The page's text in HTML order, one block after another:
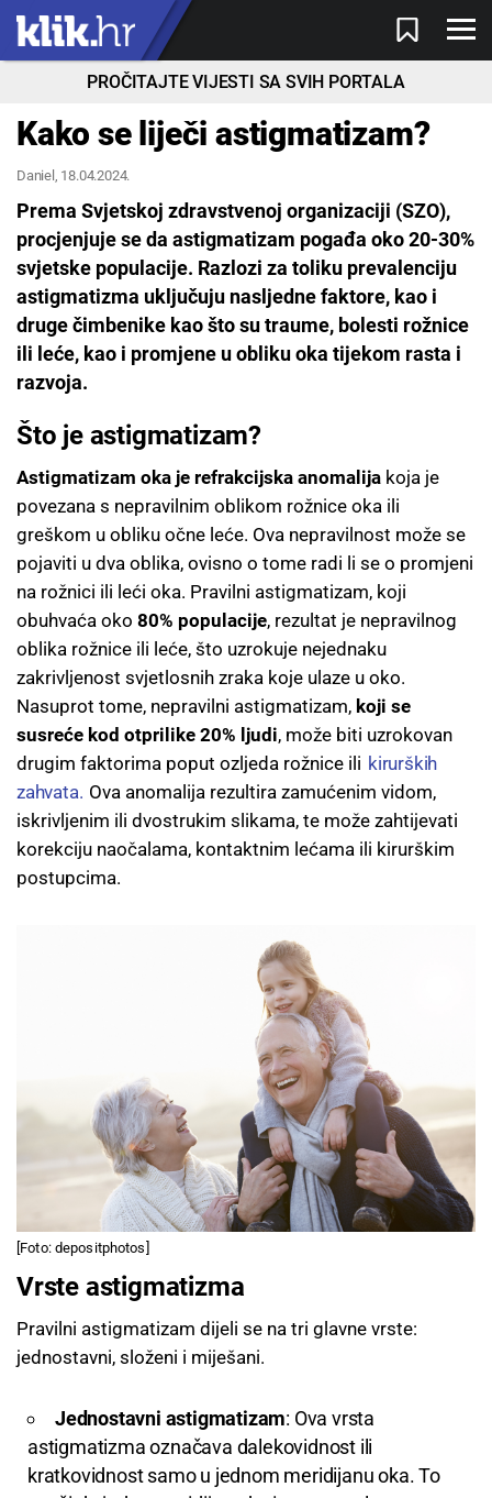
PROČITAJTE VIJESTI SA SVIH PORTALA
Kako se liječi astigmatizam?
Daniel , 18.04.2024.
Prema Svjetskoj zdravstvenoj organizaciji (SZO),
procjenjuje se da astigmatizam pogađa oko 20-30%
svjetske populacije. Razlozi za toliku prevalenciju
astigmatizma uključuju nasljedne faktore, kao i
druge čimbenike kao što su traume, bolesti rožnice
ili leće, kao i promjene u obliku oka tijekom rasta i
razvoja.
Što je astigmatizam?
Astigmatizam oka je refrakcijska anomalija koja je
povezana s nepravilnim oblikom rožnice oka ili
greškom u obliku očne leće. Ova nepravilnost može se
pojaviti u dva oblika, ovisno o tome radi li se o promjeni
na rožnici ili leći oka. Pravilni astigmatizam, koji
obuhvaća oko 80% populacije, rezultat je nepravilnog
oblika rožnice ili leće, što uzrokuje nejednaku
zakrivljenost svjetlosnih zraka koje ulaze u oko.
Nasuprot tome, nepravilni astigmatizam, koji se
susreće kod otprilike 20% ljudi, može biti uzrokovan
drugim faktorima poput ozljeda rožnice ili kirurških
zahvata. Ova anomalija rezultira zamućenim vidom,
iskrivljenim ili dvostrukim slikama, te može zahtijevati
korekciju naočalama, kontaktnim lećama ili kirurškim
postupcima.
[Foto: depositphotos]
Vrste astigmatizma
Pravilni astigmatizam dijeli se na tri glavne vrste:
jednostavni, složeni i miješani.
Jednostavni astigmatizam: Ova vrsta
astigmatizma označava dalekovidnost ili
kratkovidnost samo u jednom meridijanu oka. To